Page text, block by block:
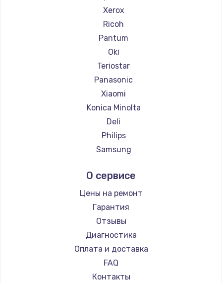
Xerox
Ricoh
Pantum
Oki
Teriostar
Panasonic
Xiaomi
Konica Minolta
Deli
Philips
Samsung
Lexmark
Sharp
TSC
Fujitsu
Godex
О сервисе
Цены на ремонт
Гарантия
Отзывы
Диагностика
Оплата и доставка
FAQ
Контакты